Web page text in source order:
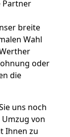
Partner
breite
Wahl
oder
die
uns noch
von
Ihnen zu